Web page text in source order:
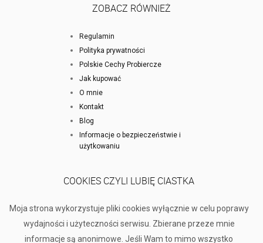
ZOBACZ RÓWNIEŻ
Regulamin
Polityka prywatności
Polskie Cechy Probiercze
Jak kupować
O mnie
Kontakt
Blog
Informacje o bezpieczeństwie i
użytkowaniu
COOKIES CZYLI LUBIĘ CIASTKA
Moja strona wykorzystuje pliki cookies wyłącznie w celu poprawy
wydajności i użyteczności serwisu. Zbierane przeze mnie
informacje są anonimowe. Jeśli Wam to mimo wszystko